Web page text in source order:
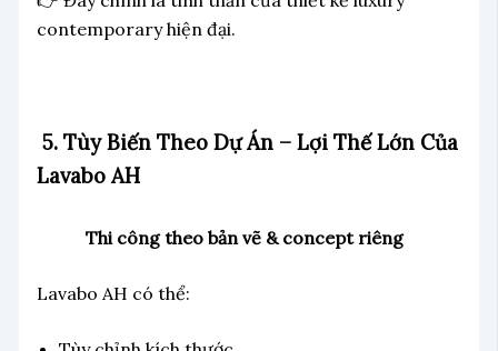
contemporary hiện đại.
5. Tùy Biến Theo Dự Án – Lợi Thế Lớn Của
Lavabo AH
Thi công theo bản vẽ & concept riêng
Lavabo AH có thể: